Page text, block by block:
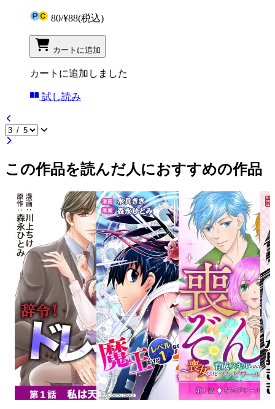
80/¥88(税込)
カートに追加
カートに追加しました
試し読み
この作品を読んだ人におすすめの作品